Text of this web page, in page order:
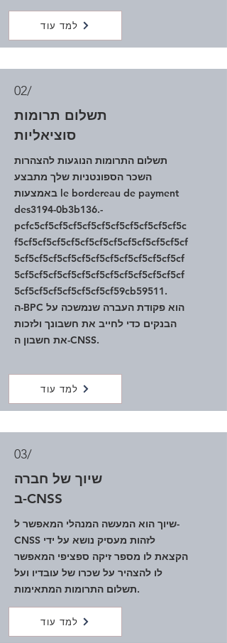
למד עוד
02/
תשלום תרומות
סוציאליות
תשלום התרומות הנוגעות להצהרות
השכר הספונטניות שלך מתבצע
באמצעות le bordereau de payment
des3194-0b3b136.-
pcfc5cf5cf5cf5cf5cf5cf5cf5cf5cf5cf5c
f5cf5cf5cf5cf5cf5cf5cf5cf5cf5cf5cf5cf
5cf5cf5cf5cf5cf5cf5cf5cf5cf5cf5cf5cf
5cf5cf5cf5cf5cf5cf5cf5cf5cf5cf5cf5cf
5cf5cf5cf5cf5cf5cf5cf59cb59511.
ה-BPC הוא פקודת העברה שנמשכה על
הבנקים כדי לחייב את חשבונך ולזכות
את חשבון ה-CNSS.
למד עוד
03/
שיוך של חברה
ב-CNSS
שיוך הוא המעשה המנהלי המאפשר ל-
CNSS לזהות מעסיק נושא על ידי
הקצאת לו מספר זיקה ספציפי המאפשר
לו להצהיר על שכרו של עובדיו ועל
תשלום התרומות המתאימות.
למד עוד